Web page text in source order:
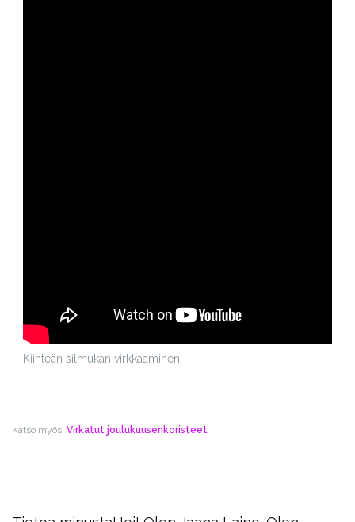
Kiinteän silmukan virkkaaminen
Katso myös: Virkatut joulukuusenkoristeet